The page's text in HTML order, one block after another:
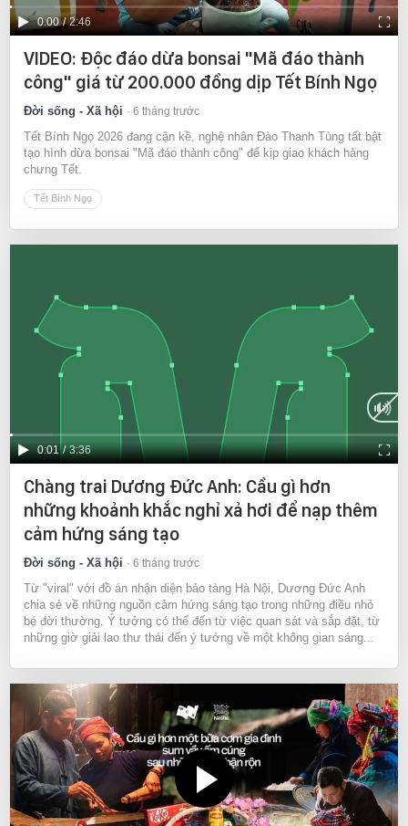
Current
Time
0:00 / Duration
2:46
VIDEO: Độc đáo dừa bonsai "Mã đáo thành
công" giá từ 200.000 đồng dịp Tết Bính Ngọ
Đời sống - Xã hội 6 tháng trước
Tết Bính Ngọ 2026 đang cận kề, nghệ nhân Đào Thanh Tùng tất bật
tạo hình dừa bonsai "Mã đáo thành công" để kịp giao khách hàng
chưng Tết.
Tết Bính Ngọ
Current
Time
0:01 / Duration
3:36
Chàng trai Dương Đức Anh: Cầu gì hơn
những khoảnh khắc nghỉ xả hơi để nạp thêm
cảm hứng sáng tạo
Đời sống - Xã hội 6 tháng trước
Từ "viral" với đồ án nhận diện bảo tàng Hà Nội, Dương Đức Anh
chia sẻ về những nguồn cảm hứng sáng tạo trong những điều nhỏ
bé đời thường. Ý tưởng có thể đến từ việc quan sát và sắp đặt, từ
những giờ giải lao thư thái đến ý tưởng về một không gian sáng...